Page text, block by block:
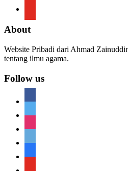
About
Website Pribadi dari Ahmad
tentang ilmu agama.
Follow us